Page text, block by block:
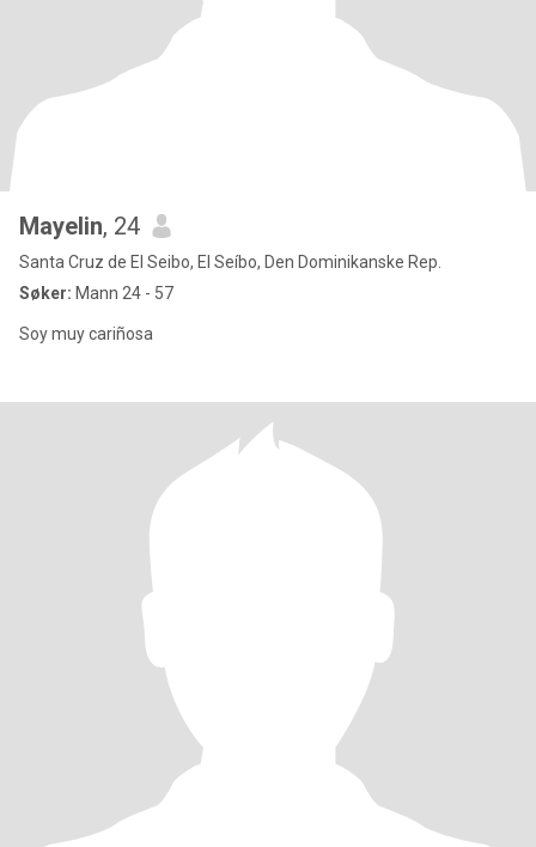
Mayelin, 24
Santa Cruz de El Seibo, El Seíbo, Den Dominikanske Rep.
Søker: Mann 24 - 57
Soy muy cariñosa